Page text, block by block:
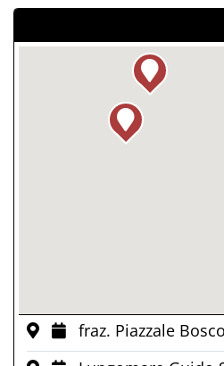
fraz. Piazzale